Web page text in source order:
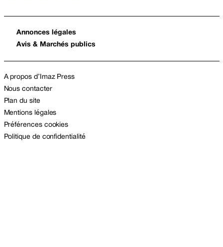
Annonces légales
Avis & Marchés publics
A propos d’Imaz Press
Nous contacter
Plan du site
Mentions légales
Préférences cookies
Politique de confidentialité